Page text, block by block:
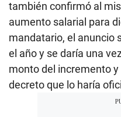
también confirmó al
aumento salarial para
mandatario, el anuncio
el año y se daría una
monto del incremento
decreto que lo haría